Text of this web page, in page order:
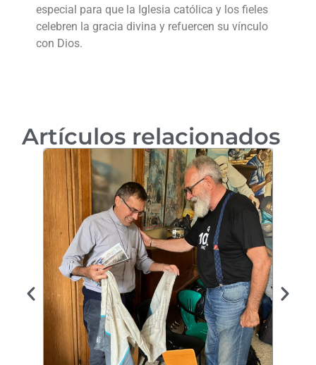
especial para que la Iglesia católica y los fieles
celebren la gracia divina y refuercen su vínculo
con Dios.
Artículos relacionados